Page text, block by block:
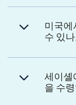
미국에
수 있
세이셸
을 수